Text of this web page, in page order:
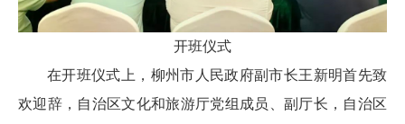
开班仪式
在开班仪式上，柳州市人民政府副市长王新明首先致
欢迎辞，自治区文化和旅游厅党组成员、副厅长，自治区